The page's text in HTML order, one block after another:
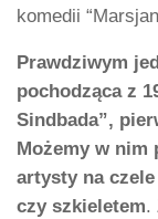
komedii
Prawdziwym
pochodząca z
Sindbada”,
Możemy w nim
artysty na
czy szkieletem.